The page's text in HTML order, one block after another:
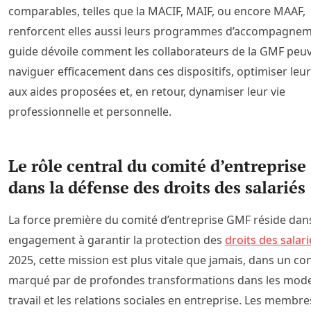
comparables, telles que la MACIF, MAIF, ou encore MAAF,
renforcent elles aussi leurs programmes
guide dévoile comment les collaborateurs de la GMF
naviguer efficacement dans ces dispositifs, optimiser
aux aides proposées et, en retour, dynamiser leur vie
professionnelle et personnelle.
Le rôle central du comité d’entreprise
dans la défense des droits des salariés
La force première du comité d’entreprise GMF réside
engagement à garantir la protection des droits des
2025, cette mission est plus vitale que jamais, dans un
marqué par de profondes transformations dans les
travail et les relations sociales en entreprise. Les